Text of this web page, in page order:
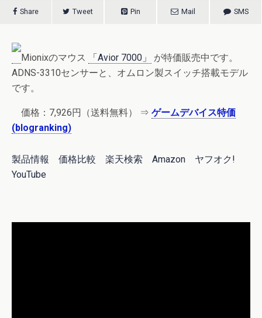
Share Tweet Pin Mail SMS
Mionixのマウス 「Avior 7000」
が特価販売中です。
ADNS-3310センサーと、オムロン製スイッチ搭載モデル
です。
価格：7,926円（送料無料） ⇒ ゲームデバイス特価
(blogranking)
製品情報 価格比較 楽天検索 Amazon
ヤフオク!
YouTube